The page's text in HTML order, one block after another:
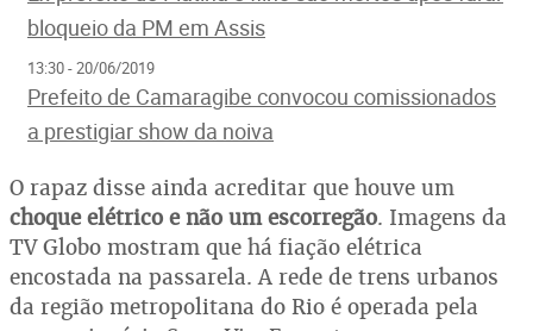
bloqueio da PM em Assis
13:30 - 20/06/2019
Prefeito de Camaragibe convocou comissionados
a prestigiar show da noiva
O rapaz disse ainda acreditar que houve um
choque elétrico e não um escorregão. Imagens da
TV Globo mostram que há fiação elétrica
encostada na passarela. A rede de trens urbanos
da região metropolitana do Rio é operada pela